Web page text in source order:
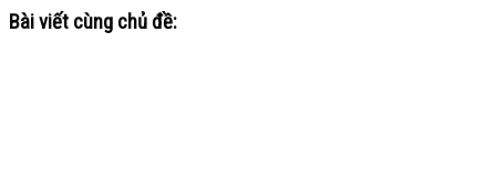
Bài viết cùng chủ đề: